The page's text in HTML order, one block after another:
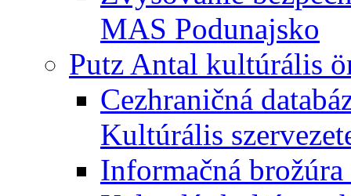
MAS Podunajsko
Putz Antal kultúrális
Cezhraničná
Kultúrális
Informačná